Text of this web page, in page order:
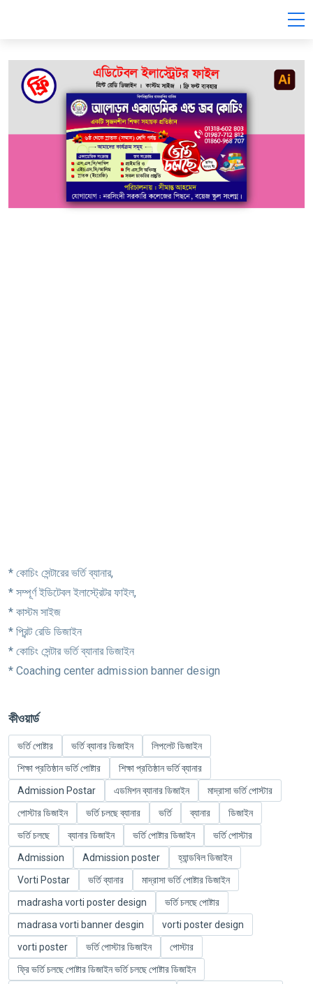
* কোচিং সেন্টারের ভর্তি ব্যানার,
* সম্পূর্ণ ইডিটেবল ইলাস্ট্রেটর ফাইল,
* কাস্টম সাইজ
* প্রিন্ট রেডি ডিজাইন
* কোচিং সেন্টার ভর্তি ব্যানার ডিজাইন
* Coaching center admission banner design
কীওয়ার্ড
ভর্তি পোষ্টার ভর্তি ব্যানার ডিজাইন
লিপলেট ডিজাইন
শিক্ষা প্রতিষ্ঠান ভর্তি পোষ্টার
শিক্ষা প্রতিষ্ঠান ভর্তি ব্যানার
Admission Postar
এডমিশন ব্যানার ডিজাইন
মাদ্রাসা ভর্তি পোস্টার
পোস্টার ডিজাইন
ভর্তি চলছে ব্যানার ভর্তি ব্যানার
ডিজাইন
ভর্তি চলছে
ব্যানার ডিজাইন ভর্তি পোষ্টার ডিজাইন
ভর্তি পোস্টার
Admission
Admission poster
হ্যান্ডবিল ডিজাইন
Vorti Postar
ভর্তি ব্যানার
মাদ্রাসা ভর্তি পোষ্টার ডিজাইন
madrasha vorti poster design
ভর্তি চলছে পোষ্টার
madrasa vorti banner desgin
vorti poster design
vorti poster
ভর্তি পোস্টার ডিজাইন
পোস্টার
ফ্রি ভর্তি চলছে পোষ্টার ডিজাইন ভর্তি চলছে পোষ্টার ডিজাইন